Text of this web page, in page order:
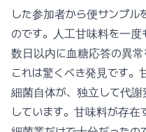
した参加者から便サンプル
のです。人工甘味料を一度
数日以内に血糖応答の異常
これは驚くべき発見です。
細菌自体が、独立して代
しています。甘味料が存